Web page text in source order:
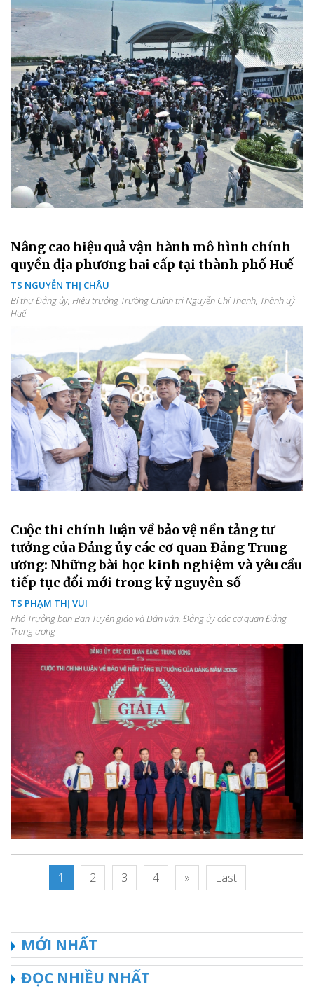
Nâng cao hiệu quả vận hành mô hình chính
quyền địa phương hai cấp tại thành phố Huế
TS NGUYỄN THỊ CHÂU
Bí thư Đảng ủy, Hiệu trưởng Trường Chính trị Nguyễn Chí Thanh, Thành uỷ
Huế
Cuộc thi chính luận về bảo vệ nền tảng tư
tưởng của Đảng ủy các cơ quan Đảng Trung
ương: Những bài học kinh nghiệm và yêu cầu
tiếp tục đổi mới trong kỷ nguyên số
TS PHẠM THỊ VUI
Phó Trưởng ban Ban Tuyên giáo và Dân vận, Đảng ủy các cơ quan Đảng
Trung ương
1 2 3 4 » Last
MỚI NHẤT
ĐỌC NHIỀU NHẤT